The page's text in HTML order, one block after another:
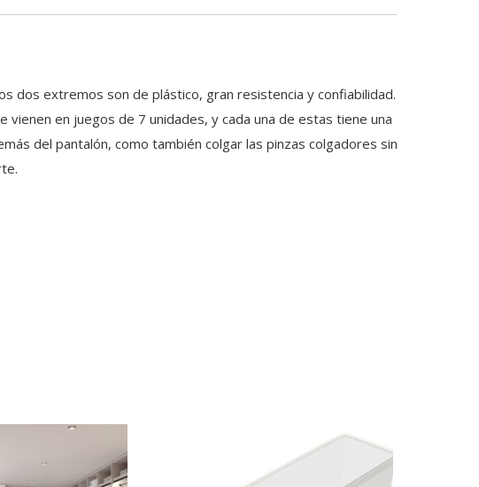
dos extremos son de plástico, gran resistencia y confiabilidad.
vienen en juegos de 7 unidades, y cada una de estas tiene una
del pantalón, como también colgar las pinzas colgadores sin